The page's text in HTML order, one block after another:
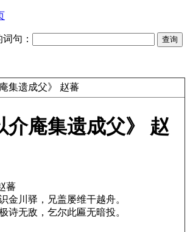
句：
庵集遗成父》 赵蕃
介庵集遗成父》 赵
蕃
金川驿，兄盖屡维干越舟。
诗无敌，乞尔此匾无暗投。